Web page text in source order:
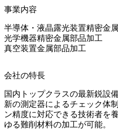
事業内容
半導体・液晶露光装置精密金
光学機器精密金属部品加工
真空装置金属部品加工
会社の特長
国内トップクラスの最新鋭設
新の測定器によるチェック体
ン精度に対応できる技術者を
ゆる難削材料の加工が可能。